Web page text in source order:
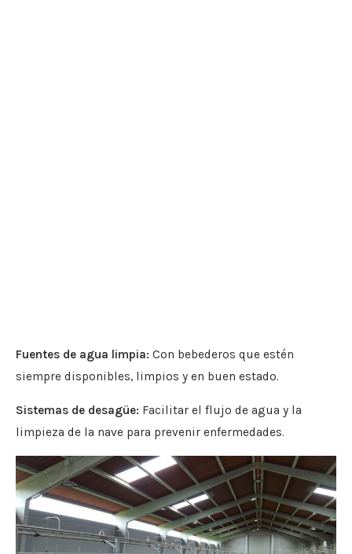
Fuentes de agua limpia: Con bebederos que estén
siempre disponibles, limpios y en buen estado.
Sistemas de desagüe: Facilitar el flujo de agua y la
limpieza de la nave para prevenir enfermedades.